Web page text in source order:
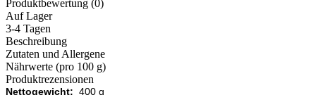
Produktbewertung (0)
Auf Lager
3-4 Tagen
Beschreibung
Zutaten und Allergene
Nährwerte (pro 100 g)
Produktrezensionen
Nettogewicht: 400 g